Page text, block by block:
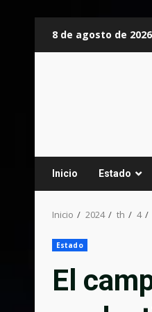
8 de agosto de 2026
Inicio Estado
Inicio 2024 th 4
Estado
El